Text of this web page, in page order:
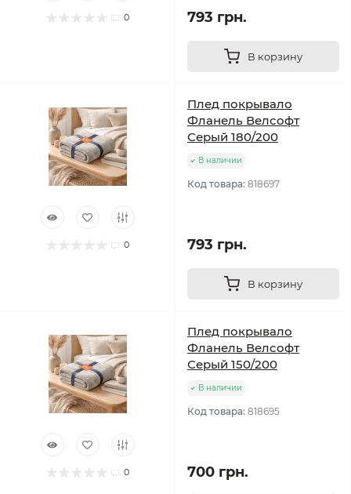
0 793 грн.
В корзину
0
Плед покрывало
Фланель Велсофт
Серый 180/200
В наличии
Код товара: 818697
793 грн.
В корзину
0
Плед покрывало
Фланель Велсофт
Серый 150/200
В наличии
Код товара: 818695
700 грн.